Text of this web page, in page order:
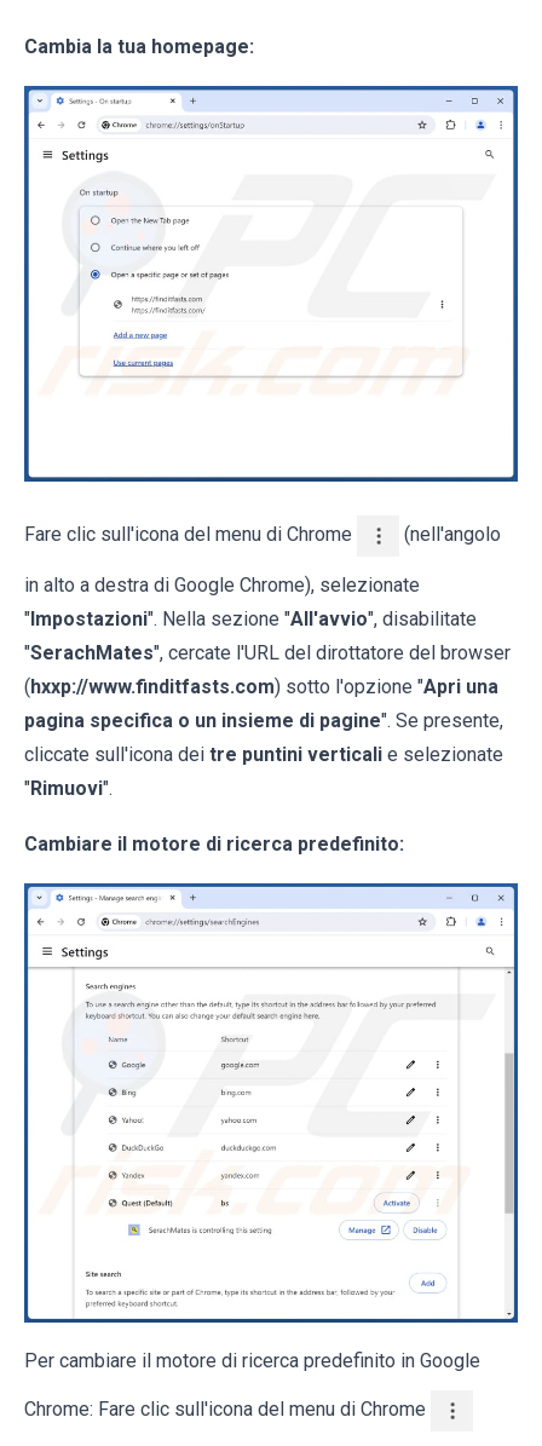
Cambia la tua homepage:
Fare clic sull'icona del menu di Chrome (nell'angolo
in alto a destra di Google Chrome), selezionate
"Impostazioni". Nella sezione "All'avvio", disabilitate
"SerachMates", cercate l'URL del dirottatore del browser
(hxxp://www.finditfasts.com) sotto l'opzione "Apri una
pagina specifica o un insieme di pagine". Se presente,
cliccate sull'icona dei tre puntini verticali e selezionate
"Rimuovi".
Cambiare il motore di ricerca predefinito:
Per cambiare il motore di ricerca predefinito in Google
Chrome: Fare clic sull'icona del menu di Chrome